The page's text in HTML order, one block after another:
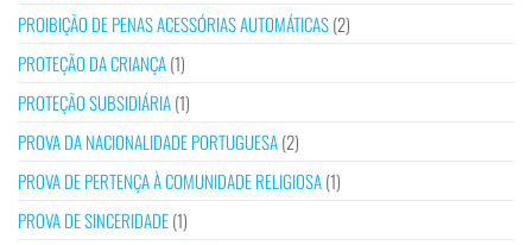
PROIBIÇÃO DE PENAS ACESSÓRIAS AUTOMÁTICAS(2)
PROTEÇÃO DA CRIANÇA(1)
PROTEÇÃO SUBSIDIÁRIA(1)
PROVA DA NACIONALIDADE PORTUGUESA(2)
PROVA DE PERTENÇA À COMUNIDADE RELIGIOSA(1)
PROVA DE SINCERIDADE(1)